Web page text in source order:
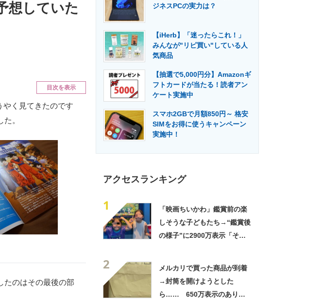
較・事例 製造業のIT導入・活用を支援
エネルギーの専門メディア 建設×テクノロジーの最前線
想していた
目次を表示
やく見てきたのです
。
たのはその最後の部
ジネスPCの実力は？
【iHerb】「迷ったらこれ！」
みんなが"リピ買い"している人
気商品
【抽選で5,000円分】Amazonギ
フトカードが当たる！読者アン
ケート実施中
スマホ2GBで月額850円～ 格安
SIMをお得に使うキャンペーン
実施中！
アクセスランキング
1
「映画ちいかわ」鑑賞前の楽
しそうな子どもたち→“鑑賞後
の様子”に2900万表示「そう
2
メルカリで買った商品が到着
→封筒を開けようとした
ら…… 650万表示のありえ